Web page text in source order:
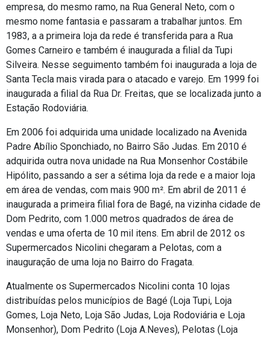
empresa, do mesmo ramo, na Rua General Neto, com o
mesmo nome fantasia e passaram a trabalhar juntos. Em
1983, a a primeira loja da rede é transferida para a Rua
Gomes Carneiro e também é inaugurada a filial da Tupi
Silveira. Nesse seguimento também foi inaugurada a loja de
Santa Tecla mais virada para o atacado e varejo. Em 1999 foi
inaugurada a filial da Rua Dr. Freitas, que se localizada junto a
Estação Rodoviária.
Em 2006 foi adquirida uma unidade localizado na Avenida
Padre Abílio Sponchiado, no Bairro São Judas. Em 2010 é
adquirida outra nova unidade na Rua Monsenhor Costábile
Hipólito, passando a ser a sétima loja da rede e a maior loja
em área de vendas, com mais 900 m². Em abril de 2011 é
inaugurada a primeira filial fora de Bagé, na vizinha cidade de
Dom Pedrito, com 1.000 metros quadrados de área de
vendas e uma oferta de 10 mil itens. Em abril de 2012 os
Supermercados Nicolini chegaram a Pelotas, com a
inauguração de uma loja no Bairro do Fragata.
Atualmente os Supermercados Nicolini conta 10 lojas
distribuídas pelos municípios de Bagé (Loja Tupi, Loja
Gomes, Loja Neto, Loja São Judas, Loja Rodoviária e Loja
Monsenhor), Dom Pedrito (Loja A.Neves), Pelotas (Loja